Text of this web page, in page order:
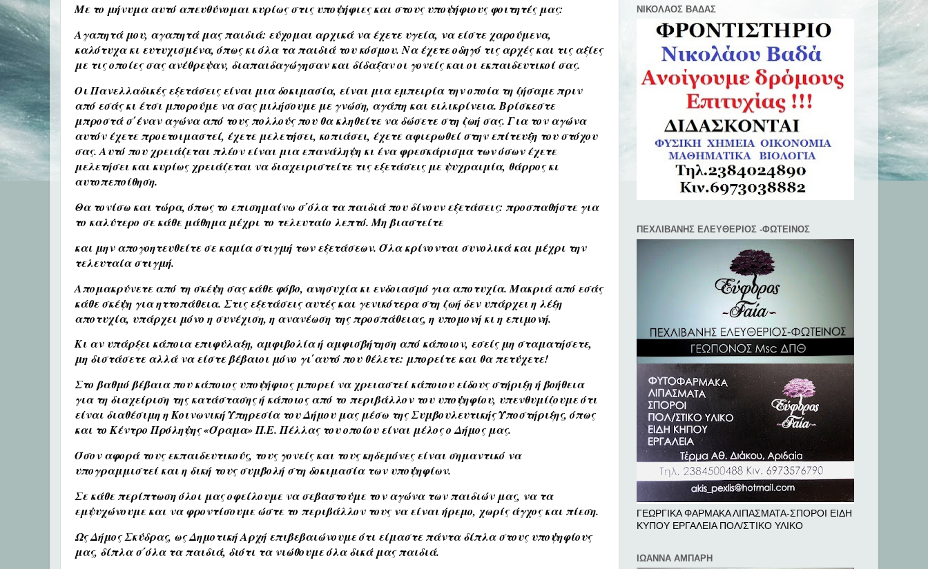
Με το μήνυμα αυτό απευθύνομαι κυρίως στις υποψήφιες και στους υποψήφιους φοιτητές μας:
Αγαπητά μου, αγαπητά μας παιδιά: εύχομαι αρχικά να έχετε υγεία, να είστε χαρούμενα,
καλότυχα κι ευτυχισμένα, όπως κι όλα τα παιδιά του κόσμου. Να έχετε οδηγό τις αρχές και τις αξίες
με τις οποίες σας ανέθρεψαν, διαπαιδαγώγησαν και δίδαξαν οι γονείς και οι εκπαιδευτικοί σας.
Οι Πανελλαδικές εξετάσεις είναι μια δοκιμασία, είναι μια εμπειρία την οποία τη ζήσαμε πριν
από εσάς κι έτσι μπορούμε να σας μιλήσουμε με γνώση, αγάπη και ειλικρίνεια. Βρίσκεστε
μπροστά σ΄έναν αγώνα από τους πολλούς που θα κληθείτε να δώσετε στη ζωή σας. Για τον αγώνα
αυτόν έχετε προετοιμαστεί, έχετε μελετήσει, κοπιάσει, έχετε αφιερωθεί στην επίτευξη του στόχου
σας. Αυτό που χρειάζεται πλέον είναι μια επανάληψη κι ένα φρεσκάρισμα των όσων έχετε
μελετήσει και κυρίως χρειάζεται να διαχειριστείτε τις εξετάσεις με ψυχραιμία, θάρρος κι
αυτοπεποίθηση.
Θα τονίσω και τώρα, όπως το επισημαίνω σ΄όλα τα παιδιά που δίνουν εξετάσεις: προσπαθήστε για
το καλύτερο σε κάθε μάθημα μέχρι το τελευταίο λεπτό. Μη βιαστείτε
και μην απογοητευθείτε σε καμία στιγμή των εξετάσεων. Όλα κρίνονται συνολικά και μέχρι την
τελευταία στιγμή.
Απομακρύνετε από τη σκέψη σας κάθε φόβο, ανησυχία κι ενδοιασμό για αποτυχία. Μακριά από εσάς
κάθε σκέψη για ηττοπάθεια. Στις εξετάσεις αυτές και γενικότερα στη ζωή δεν υπάρχει η λέξη
αποτυχία, υπάρχει μόνο η συνέχιση, η ανανέωση της προσπάθειας, η υπομονή κι η επιμονή.
Κι αν υπάρξει κάποια επιφύλαξη, αμφιβολία ή αμφισβήτηση από κάποιον, εσείς μη σταματήσετε,
μη διστάσετε αλλά να είστε βέβαιοι μόνο γι΄αυτό που θέλετε: μπορείτε και θα πετύχετε!
Στο βαθμό βέβαια που κάποιος υποψήφιος μπορεί να χρειαστεί κάποιου είδους στήριξη ή βοήθεια
για τη διαχείριση της κατάστασης ή κάποιος από το περιβάλλον του υποψηφίου, υπενθυμίζουμε ότι
είναι διαθέσιμη η Κοινωνική Υπηρεσία του Δήμου μας μέσω της Συμβουλευτικής Υποστήριξης, όπως
και το Κέντρο Πρόληψης «Όραμα» Π.Ε. Πέλλας του οποίου είναι μέλος ο Δήμος μας.
Όσον αφορά τους εκπαιδευτικούς, τους γονείς και τους κηδεμόνες είναι σημαντικό να
υπογραμμιστεί και η δική τους συμβολή στη δοκιμασία των υποψηφίων.
Σε κάθε περίπτωση όλοι μας οφείλουμε να σεβαστούμε τον αγώνα των παιδιών μας, να τα
εμψυχώνουμε και να φροντίσουμε ώστε το περιβάλλον τους να είναι ήρεμο, χωρίς άγχος και πίεση.
Ως Δήμος Σκύδρας, ως Δημοτική Αρχή επιβεβαιώνουμε ότι είμαστε πάντα δίπλα στους υποψηφίους
μας, δίπλα σ΄όλα τα παιδιά, διότι τα νιώθουμε όλα δικά μας παιδιά.
ΝΙΚΟΛΑΟΣ ΒΑΔΑΣ
ΠΕΧΛΙΒANΗΣ ΕΛΕΥΘΕΡΙΟΣ -ΦΩΤΕΙΝΟΣ
ΓΕΩΡΓΙΚΑ ΦΑΡΜΑΚΑ ΛΙΠΑΣΜΑΤΑ-ΣΠΟΡΟΙ ΕΙΔΗ
ΚΥΠΟΥ ΕΡΓΑΛΕΙΑ ΠΟΛ/ΣΤΙΚΟ ΥΛΙΚΟ
ΙΩΑΝΝΑ ΑΜΠΑΡΗ